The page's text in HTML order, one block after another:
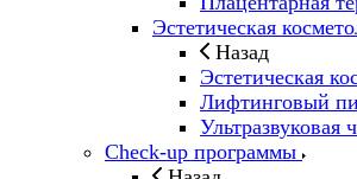
Эстетическая
Назад
Эстетическая
Лифтинговый
Ультразвуковая
Check-up программы